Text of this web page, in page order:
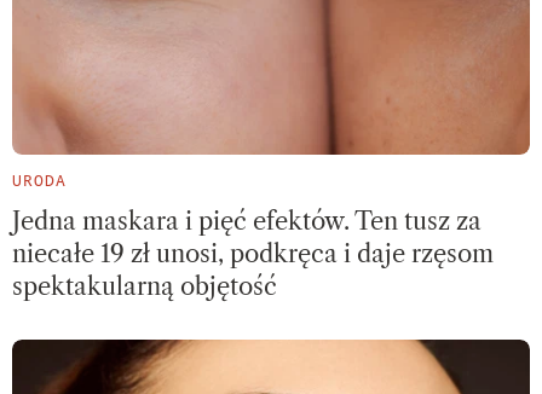
URODA
Jedna maskara i pięć efektów. Ten tusz za
niecałe 19 zł unosi, podkręca i daje rzęsom
spektakularną objętość